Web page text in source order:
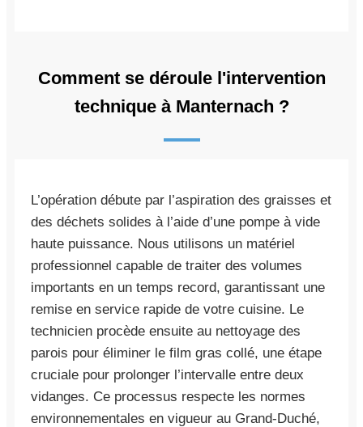
Comment se déroule l'intervention
technique à Manternach ?
L’opération débute par l’aspiration des graisses et
des déchets solides à l’aide d’une pompe à vide
haute puissance. Nous utilisons un matériel
professionnel capable de traiter des volumes
importants en un temps record, garantissant une
remise en service rapide de votre cuisine. Le
technicien procède ensuite au nettoyage des
parois pour éliminer le film gras collé, une étape
cruciale pour prolonger l’intervalle entre deux
vidanges. Ce processus respecte les normes
environnementales en vigueur au Grand-Duché,